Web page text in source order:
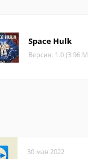
Space Hulk
Версия: 1.0 (3.96
30 мая 2022